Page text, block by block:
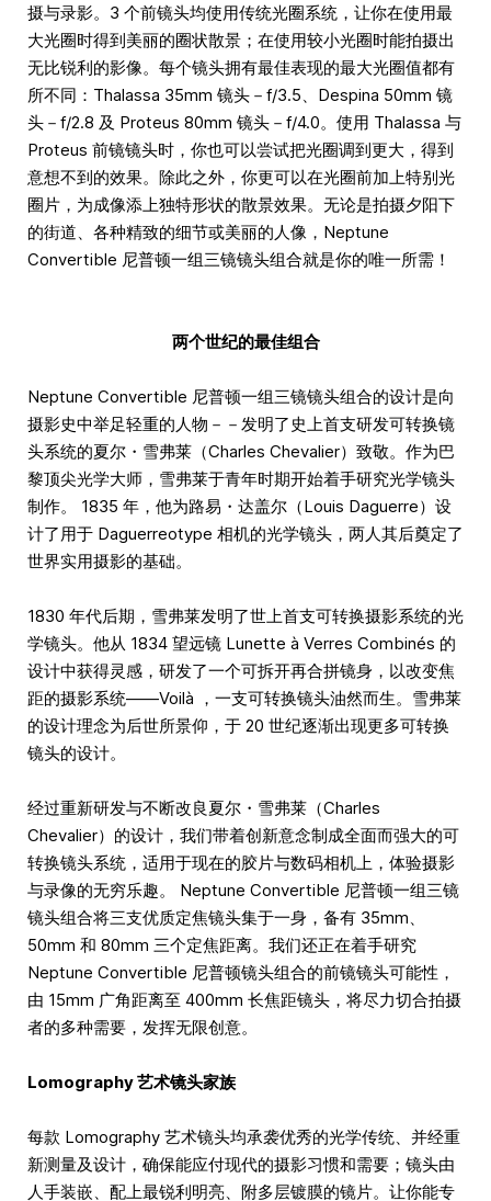
摄与录影。3 个前镜头均使用传统光圈系统，让你在使用最
大光圈时得到美丽的圈状散景；在使用较小光圈时能拍摄出
无比锐利的影像。每个镜头拥有最佳表现的最大光圈值都有
所不同：Thalassa 35mm 镜头－f/3.5、Despina 50mm 镜
头－f/2.8 及 Proteus 80mm 镜头－f/4.0。使用 Thalassa 与
Proteus 前镜镜头时，你也可以尝试把光圈调到更大，得到
意想不到的效果。除此之外，你更可以在光圈前加上特别光
圈片，为成像添上独特形状的散景效果。无论是拍摄夕阳下
的街道、各种精致的细节或美丽的人像，Neptune
Convertible 尼普顿一组三镜镜头组合就是你的唯一所需！
两个世纪的最佳组合
Neptune Convertible 尼普顿一组三镜镜头组合的设计是向
摄影史中举足轻重的人物－－发明了史上首支研发可转换镜
头系统的夏尔・雪弗莱（Charles Chevalier）致敬。作为巴
黎顶尖光学大师，雪弗莱于青年时期开始着手研究光学镜头
制作。 1835 年，他为路易・达盖尔（Louis Daguerre）设
计了用于 Daguerreotype 相机的光学镜头，两人其后奠定了
世界实用摄影的基础。
1830 年代后期，雪弗莱发明了世上首支可转换摄影系统的光
学镜头。他从 1834 望远镜 Lunette à Verres Combinés 的
设计中获得灵感，研发了一个可拆开再合拼镜身，以改变焦
距的摄影系统——Voilà ，一支可转换镜头油然而生。雪弗莱
的设计理念为后世所景仰，于 20 世纪逐渐出现更多可转换
镜头的设计。
经过重新研发与不断改良夏尔・雪弗莱（Charles
Chevalier）的设计，我们带着创新意念制成全面而强大的可
转换镜头系统，适用于现在的胶片与数码相机上，体验摄影
与录像的无穷乐趣。 Neptune Convertible 尼普顿一组三镜
镜头组合将三支优质定焦镜头集于一身，备有 35mm、
50mm 和 80mm 三个定焦距离。我们还正在着手研究
Neptune Convertible 尼普顿镜头组合的前镜镜头可能性，
由 15mm 广角距离至 400mm 长焦距镜头，将尽力切合拍摄
者的多种需要，发挥无限创意。
Lomography 艺术镜头家族
每款 Lomography 艺术镜头均承袭优秀的光学传统、并经重
新测量及设计，确保能应付现代的摄影习惯和需要；镜头由
人手装嵌、配上最锐利明亮、附多层镀膜的镜片。让你能专